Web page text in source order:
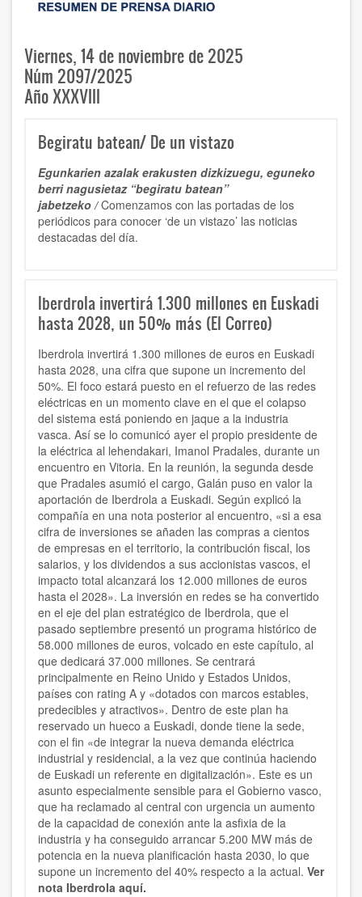
Viernes, 14 de noviembre de 2025
Núm 2097/2025
Año XXXVIII
Begiratu batean/ De un vistazo
Egunkarien azalak erakusten dizkizuegu, eguneko
berri nagusietaz “begiratu batean”
jabetzeko /Comenzamos con las portadas de los
periódicos para conocer ‘de un vistazo’ las noticias
destacadas del día.
Iberdrola invertirá 1.300 millones en Euskadi
hasta 2028, un 50% más (El Correo)
Iberdrola invertirá 1.300 millones de euros en Euskadi
hasta 2028, una cifra que supone un incremento del
50%. El foco estará puesto en el refuerzo de las redes
eléctricas en un momento clave en el que el colapso
del sistema está poniendo en jaque a la industria
vasca. Así se lo comunicó ayer el propio presidente de
la eléctrica al lehendakari, Imanol Pradales, durante un
encuentro en Vitoria. En la reunión, la segunda desde
que Pradales asumió el cargo, Galán puso en valor la
aportación de Iberdrola a Euskadi. Según explicó la
compañía en una nota posterior al encuentro, «si a esa
cifra de inversiones se añaden las compras a cientos
de empresas en el territorio, la contribución fiscal, los
salarios, y los dividendos a sus accionistas vascos, el
impacto total alcanzará los 12.000 millones de euros
hasta el 2028». La inversión en redes se ha convertido
en el eje del plan estratégico de Iberdrola, que el
pasado septiembre presentó un programa histórico de
58.000 millones de euros, volcado en este capítulo, al
que dedicará 37.000 millones. Se centrará
principalmente en Reino Unido y Estados Unidos,
países con rating A y «dotados con marcos estables,
predecibles y atractivos». Dentro de este plan ha
reservado un hueco a Euskadi, donde tiene la sede,
con el fin «de integrar la nueva demanda eléctrica
industrial y residencial, a la vez que continúa haciendo
de Euskadi un referente en digitalización». Este es un
asunto especialmente sensible para el Gobierno vasco,
que ha reclamado al central con urgencia un aumento
de la capacidad de conexión ante la asfixia de la
industria y ha conseguido arrancar 5.200 MW más de
potencia en la nueva planificación hasta 2030, lo que
supone un incremento del 40% respecto a la actual. Ver
nota Iberdrola aquí.